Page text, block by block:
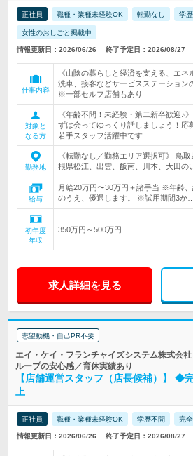
正社員 職種・業種未経験OK 転勤なし 学
女性のおしごと掲載中
情報更新日：2026/06/26 終了予定日：2026/08/27
仕事内容
《山陰の暮らしと経済を支える、エ
洗車、接客などサービスステーション
※一部セルフ店舗もあり
対象と
なる方
《年齢不問！未経験・第二新卒歓迎♪
ずは会ってゆっくり話しましょう！
若手スタッフ活躍中です
勤務地
《転勤なし／勤務エリア選択可》 鳥
根県松江、出雲、飯南、川本、大田の
給与
月給20万円〜30万円＋諸手当 ※年齢
のうえ、優遇します。 ※試用期間3か…
初年度
年収
350万円～500万円
求人詳細を見る
志望動機・自己PR不要
エイ・ケイ・フランチャイズシステム株式会
ループの安心感／育休実績あり
【店舗運営スタッフ（店長候補）】 ◆
上
正社員 職種・業種未経験OK 学歴不問 完
情報更新日：2026/06/26 終了予定日：2026/08/27